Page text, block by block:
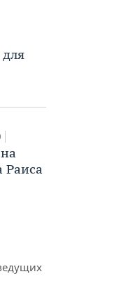
Раиса